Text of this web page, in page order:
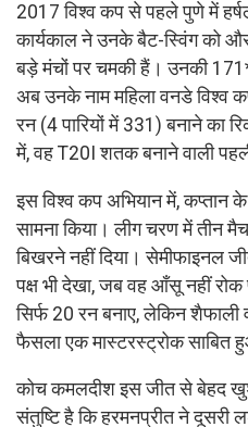
2017 विश्व कप से पहले पुणे में
कार्यकाल ने उनके बैट-स्विंग को
बड़े मंचों पर चमकी हैं। उनकी 171*
अब उनके नाम महिला वनडे
रन (4 पारियों में 331) बनाने का
में, वह T20I शतक बनाने वाली
इस विश्व कप अभियान में, कप्तान के
सामना किया। लीग चरण में तीन
बिखरने नहीं दिया। सेमीफाइनल
पक्ष भी देखा, जब वह आँसू नहीं रोक
सिर्फ 20 रन बनाए, लेकिन शैफाली
फैसला एक मास्टरस्ट्रोक साबित
कोच कमलदीश इस जीत से बेहद
संतुष्टि है कि हरमनप्रीत ने दूसरी